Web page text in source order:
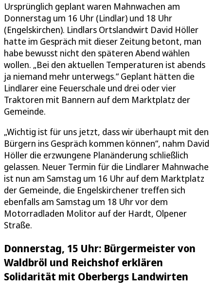
Ursprünglich geplant waren Mahnwachen am
Donnerstag um 16 Uhr (Lindlar) und 18 Uhr
(Engelskirchen). Lindlars Ortslandwirt David Höller
hatte im Gespräch mit dieser Zeitung betont, man
habe bewusst nicht den späteren Abend wählen
wollen. „Bei den aktuellen Temperaturen ist abends
ja niemand mehr unterwegs.“ Geplant hätten die
Lindlarer eine Feuerschale und drei oder vier
Traktoren mit Bannern auf dem Marktplatz der
Gemeinde.
„Wichtig ist für uns jetzt, dass wir überhaupt mit den
Bürgern ins Gespräch kommen können“, nahm David
Höller die erzwungene Planänderung schließlich
gelassen. Neuer Termin für die Lindlarer Mahnwache
ist nun am Samstag um 16 Uhr auf dem Marktplatz
der Gemeinde, die Engelskirchener treffen sich
ebenfalls am Samstag um 18 Uhr vor dem
Motorradladen Molitor auf der Hardt, Olpener
Straße.
Donnerstag, 15 Uhr: Bürgermeister von
Waldbröl und Reichshof erklären
Solidarität mit Oberbergs Landwirten